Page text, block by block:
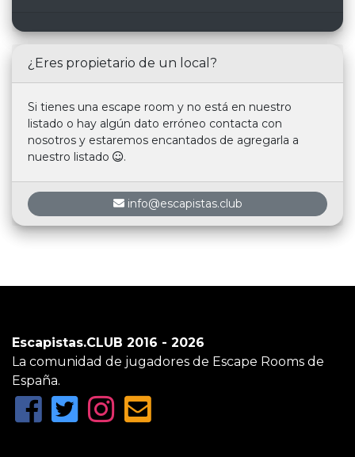
¿Eres propietario de un local?
Si tienes una escape room y no está en nuestro
listado o hay algún dato erróneo contacta con
nosotros y estaremos encantados de agregarla a
nuestro listado
.
info@escapistas.club
Escapistas.CLUB 2016 - 2026
La comunidad de jugadores de Escape Rooms de
España.